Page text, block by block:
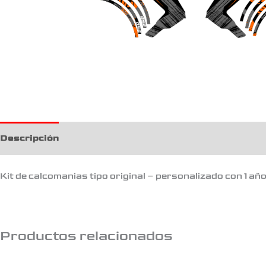
Descripción
Kit de calcomanias tipo original – personalizado con 1
Productos relacionados